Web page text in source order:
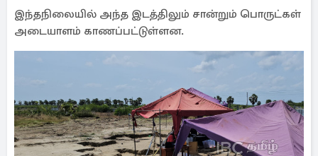
இந்தநிலையில் அந்த இடத்திலும் சான்றும் பொருட்கள்
அடையாளம் காணப்பட்டுள்ளன.